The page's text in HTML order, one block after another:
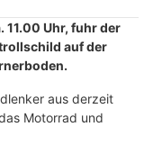
11.00 Uhr, fuhr der
auf der
aus derzeit
Motorrad und